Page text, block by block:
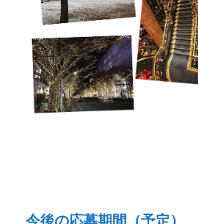
今後の応募期間（予定）